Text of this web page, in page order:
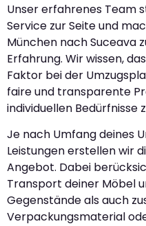
Unser erfahrenes Team
Service zur Seite und
München nach Suceava
Erfahrung. Wir wissen,
Faktor bei der
faire und transparente
individuellen Bedürfnisse
Je nach Umfang deines
Leistungen erstellen wir
Angebot. Dabei
Transport deiner Möbel
Gegenstände als auch
Verpackungsmaterial